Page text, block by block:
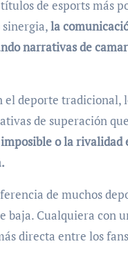
de esports más
sinergia,la
narrativas de
el deporte tradicional,
de superación
o la rivalidad
de muchos
Cualquiera con
directa entre los